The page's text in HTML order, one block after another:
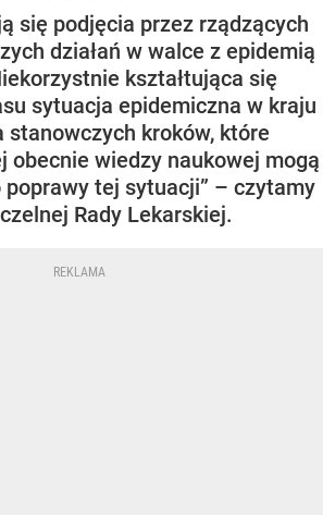
się podjęcia przez rządzących
działań w walce z epidemią
kształtująca się
sytuacja epidemiczna w kraju
stanowczych kroków, które
obecnie wiedzy naukowej mogą
poprawy tej sytuacji” – czytamy
Rady Lekarskiej.